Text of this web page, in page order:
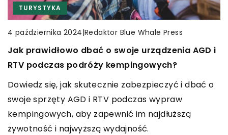
REKREACJA
15 marca 2025 Redaktor Blue Whale Press
Jak wybrać idealne rękawice na zimowe sporty,
aby zapewnić sobie maksymalny komfort i
ochronę?
Odkryj, jakie cechy powinny mieć idealne rękawice
do sportów zimowych, aby zapewnić zarówno
ciepło, jak i ochronę dłoni. Dowiedz się, na co
TURYSTYKA
4 października 2024|Redaktor Blue Whale Press
Jak prawidłowo dbać o swoje urządzenia AGD i
RTV podczas podróży kempingowych?
Dowiedz się, jak skutecznie zabezpieczyć i dbać o
swoje sprzęty AGD i RTV podczas wypraw
kempingowych, aby zapewnić im najdłuższą
żywotność i najwyższą wydajność.
INNE
3 lutego 2026| Redaktor Blue Whale Press
Jak nowoczesne technologie wpływają na
efektywność pracy maszyn w rolnictwie i
gospodarce komunalnej?
Odkryj, jak innowacyjne technologie zmieniają
świat rolnictwa i gospodarki komunalnej,
zwiększając produktywność i efektywność pracy